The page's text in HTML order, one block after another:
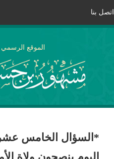
اتصل بنا
الموقع
*السؤال الخامس